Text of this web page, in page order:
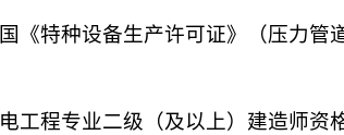
《特种设备生产许可证》（压力管
工程专业二级（及以上）建造师资